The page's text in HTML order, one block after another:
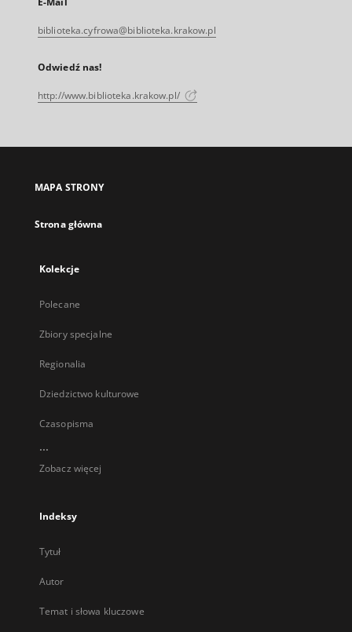
biblioteka.cyfrowa@biblioteka.krakow.pl
Odwiedź nas!
http://www.biblioteka.krakow.pl/
MAPA STRONY
Strona główna
Kolekcje
Polecane
Zbiory specjalne
Regionalia
Dziedzictwo kulturowe
Czasopisma
...
Zobacz więcej
Indeksy
Tytuł
Autor
Temat i słowa kluczowe